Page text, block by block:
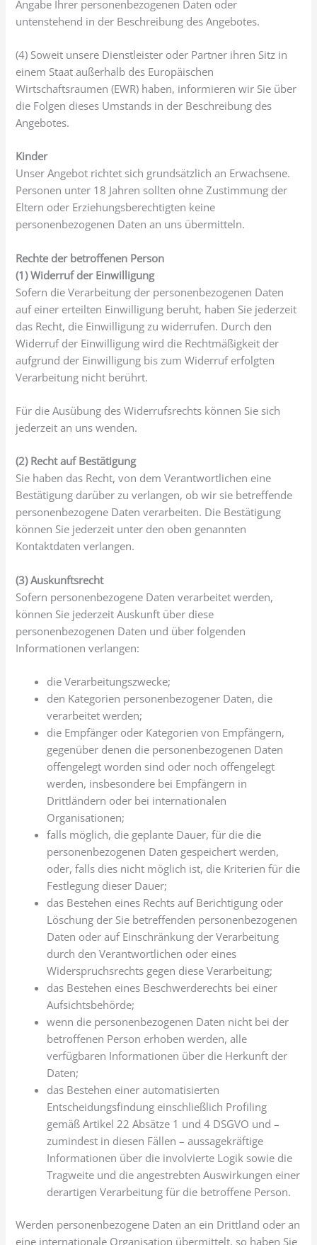
Angabe Ihrer personenbezogenen Daten oder
untenstehend in der Beschreibung des Angebotes.
(4) Soweit unsere Dienstleister oder Partner ihren Sitz in
einem Staat außerhalb des Europäischen
Wirtschaftsraumen (EWR) haben, informieren wir Sie über
die Folgen dieses Umstands in der Beschreibung des
Angebotes.
Kinder
Unser Angebot richtet sich grundsätzlich an Erwachsene.
Personen unter 18 Jahren sollten ohne Zustimmung der
Eltern oder Erziehungsberechtigten keine
personenbezogenen Daten an uns übermitteln.
Rechte der betroffenen Person
(1) Widerruf der Einwilligung
Sofern die Verarbeitung der personenbezogenen Daten
auf einer erteilten Einwilligung beruht, haben Sie jederzeit
das Recht, die Einwilligung zu widerrufen. Durch den
Widerruf der Einwilligung wird die Rechtmäßigkeit der
aufgrund der Einwilligung bis zum Widerruf erfolgten
Verarbeitung nicht berührt.
Für die Ausübung des Widerrufsrechts können Sie sich
jederzeit an uns wenden.
(2) Recht auf Bestätigung
Sie haben das Recht, von dem Verantwortlichen eine
Bestätigung darüber zu verlangen, ob wir sie betreffende
personenbezogene Daten verarbeiten. Die Bestätigung
können Sie jederzeit unter den oben genannten
Kontaktdaten verlangen.
(3) Auskunftsrecht
Sofern personenbezogene Daten verarbeitet werden,
können Sie jederzeit Auskunft über diese
personenbezogenen Daten und über folgenden
Informationen verlangen:
die Verarbeitungszwecke;
den Kategorien personenbezogener Daten, die
verarbeitet werden;
die Empfänger oder Kategorien von Empfängern,
gegenüber denen die personenbezogenen Daten
offengelegt worden sind oder noch offengelegt
werden, insbesondere bei Empfängern in
Drittländern oder bei internationalen
Organisationen;
falls möglich, die geplante Dauer, für die die
personenbezogenen Daten gespeichert werden,
oder, falls dies nicht möglich ist, die Kriterien für die
Festlegung dieser Dauer;
das Bestehen eines Rechts auf Berichtigung oder
Löschung der Sie betreffenden personenbezogenen
Daten oder auf Einschränkung der Verarbeitung
durch den Verantwortlichen oder eines
Widerspruchsrechts gegen diese Verarbeitung;
das Bestehen eines Beschwerderechts bei einer
Aufsichtsbehörde;
wenn die personenbezogenen Daten nicht bei der
betroffenen Person erhoben werden, alle
verfügbaren Informationen über die Herkunft der
Daten;
das Bestehen einer automatisierten
Entscheidungsfindung einschließlich Profiling
gemäß Artikel 22 Absätze 1 und 4 DSGVO und –
zumindest in diesen Fällen – aussagekräftige
Informationen über die involvierte Logik sowie die
Tragweite und die angestrebten Auswirkungen einer
derartigen Verarbeitung für die betroffene Person.
Werden personenbezogene Daten an ein Drittland oder an
eine internationale Organisation übermittelt, so haben Sie